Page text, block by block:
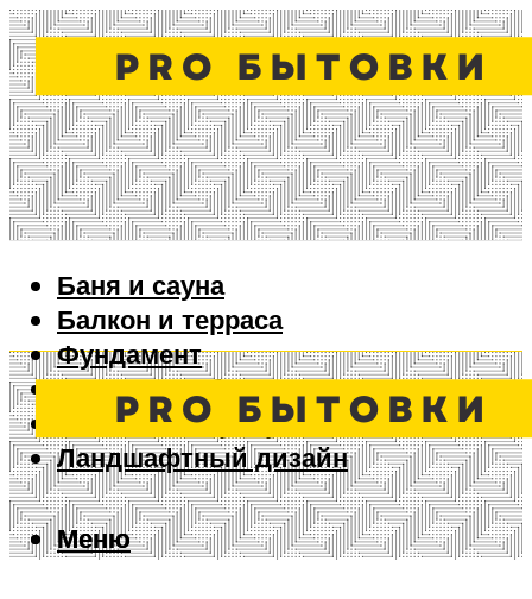
Баня и сауна
Балкон и терраса
Фундамент
Ворота и забор
Дизайн интерьера
Ландшафтный дизайн
Меню
Меню